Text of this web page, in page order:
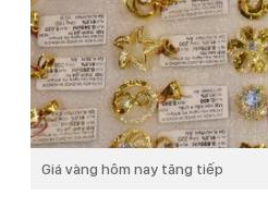
Giá vàng hôm nay tăng tiếp